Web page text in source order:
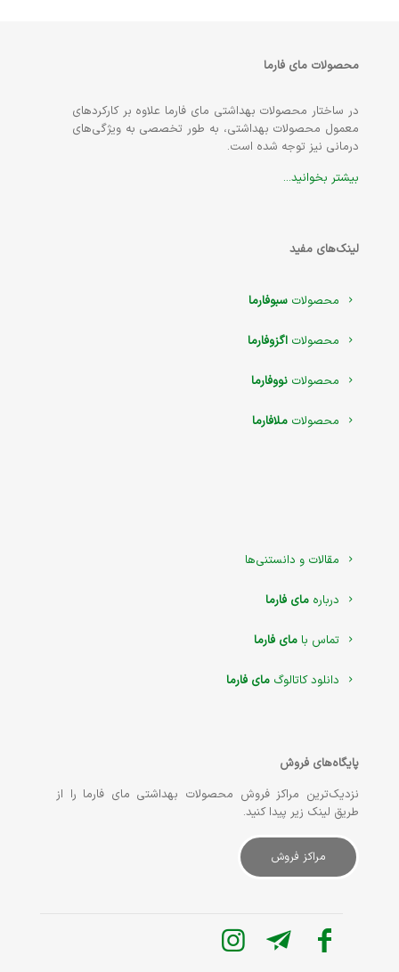
محصولات مای فارما
در ساختار محصولات بهداشتی مای فارما علاوه بر کارکردهای
معمول محصولات بهداشتی، به طور تخصصی به ویژگی‌های
درمانی نیز توجه شده است.
بیشتر بخوانید...
لینک‌های مفید
محصولاتسبوفارما
محصولات اگزوفارما
محصولات نووفارما
محصولات ملافارما
مقالات و دانستنی‌ها
درباره مای فارما
تماس با مای فارما
دانلود کاتالوگ مای فارما
پایگاه‌های فروش
نزدیک‌ترین مراکز فروش محصولات بهداشتی مای فارما را از
طریق لینک زیر پیدا کنید.
مراکز فروش